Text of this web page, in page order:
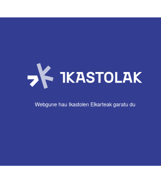
Webgune hau Ikastolen Elkarteak garatu du